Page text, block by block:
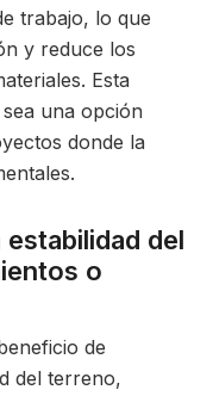
trabajo, lo que
y reduce los
Esta
una opción
donde la
del
o
de
del terreno,